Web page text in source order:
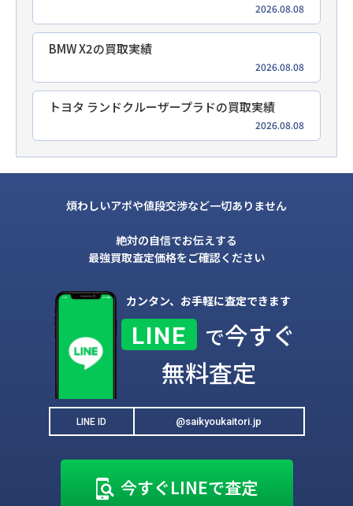
2026.08.08
BMW X2の買取実績
2026.08.08
トヨタ ランドクルーザープラドの買取実績
2026.08.08
煩わしいアポや値段交渉など一切ありません
絶対の自信でお伝えする
最強買取査定価格をご確認ください
カンタン、お手軽に査定できます
LINE で今すぐ
無料査定
LINE ID @saikyoukaitori.jp
今すぐLINEで査定